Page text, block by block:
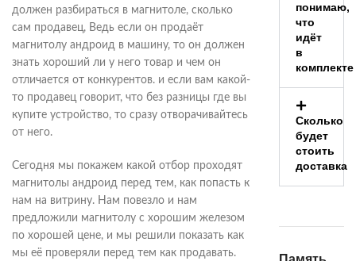
должен разбираться в магнитоле, сколько
сам продавец, Ведь если он продаёт
магнитолу андроид в машину, то он должен
знать хороший ли у него товар и чем он
отличается от конкурентов. и если вам какой-
то продавец говорит, что без разницы где вы
купите устройство, то сразу отворачивайтесь
от него.
Сегодня мы покажем какой отбор проходят
магнитолы андроид перед тем, как попасть к
нам на витрину. Нам повезло и нам
предложили магнитолу с хорошим железом
по хорошей цене, и мы решили показать как
мы её проверяли перед тем как продавать.
понимаю,
что
идёт
в
комплекте
Сколько
будет
стоить
доставка